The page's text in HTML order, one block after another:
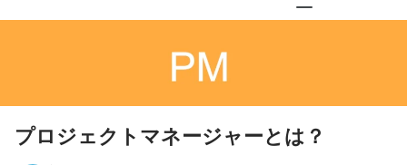
プロジェクトマネージャーとは？